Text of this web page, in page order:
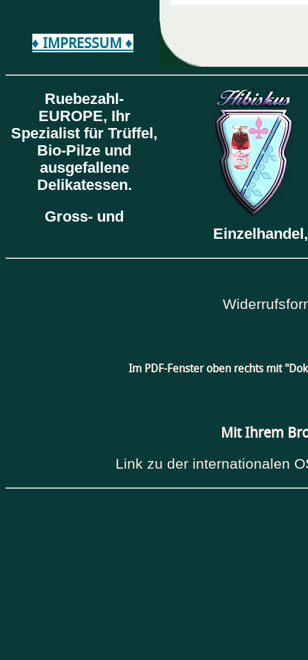
♦ IMPRESSUM ♦
Ruebezahl-
EUROPE, Ihr
Spezialist für Trüffel,
Bio-Pilze und
ausgefallene
Delikatessen.
Gross- und
Im PDF-Fenster oben rechts mit
Mit Ihrem
Link zu der internationalen